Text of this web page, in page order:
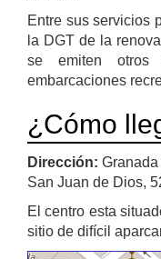
Entre sus servicios
la DGT de la
se emiten otros
embarcaciones
¿Cómo
Dirección:
San Juan de Dios,
El centro esta
sitio de difícil